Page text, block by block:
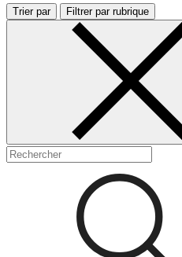
Trier par Filtrer par rubrique